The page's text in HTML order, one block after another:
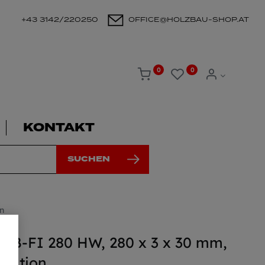
+43 3142/220250 OFFICE@HOLZBAU-SHOP.AT
0 0
KONTAKT
SUCHEN
FI 280 HW, 280 x 3 x 30 mm,